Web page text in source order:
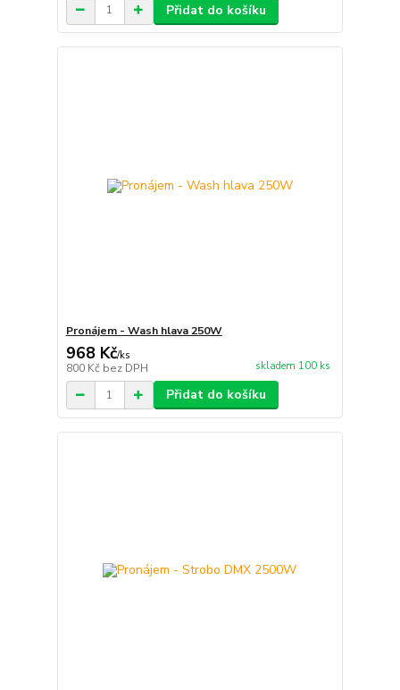
Přidat do košíku
Pronájem - Wash hlava 250W
968 Kč/ks
800 Kč bez DPH skladem 100 ks
Přidat do košíku